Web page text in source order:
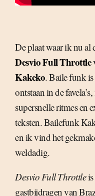
De plaat waar ik nu al
Desvio Full Throttle
Kakeko. Baile funk
ontstaan in de
supersnelle ritmes en
teksten. Bailefunk
en ik vind het
weldadig.
Desvio Full Throttleis
gastbijdragen van